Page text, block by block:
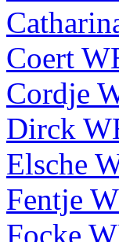
Coert
Cordje
Dirck
Elsche
Fentje
Focke